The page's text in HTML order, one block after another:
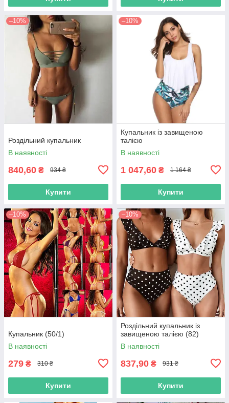
–10%
Роздільний купальник
В наявності
840,60 ₴ 934 ₴
Купити
–10%
Купальник із завищеною
талією
В наявності
1 047,60 ₴ 1 164 ₴
Купити
–10%
Купальник (50/1)
В наявності
279 ₴ 310 ₴
Купити
–10%
Роздільний купальник із
завищеною талією (82)
В наявності
837,90 ₴ 931 ₴
Купити